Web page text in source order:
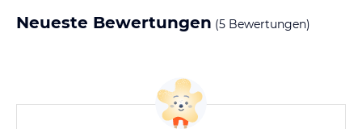
Neueste Bewertungen (5 Bewertungen)